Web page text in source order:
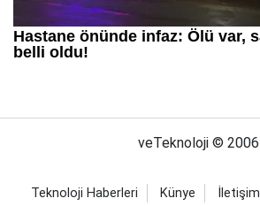
veTeknoloji © 2006
Teknoloji Haberleri Künye İletişim